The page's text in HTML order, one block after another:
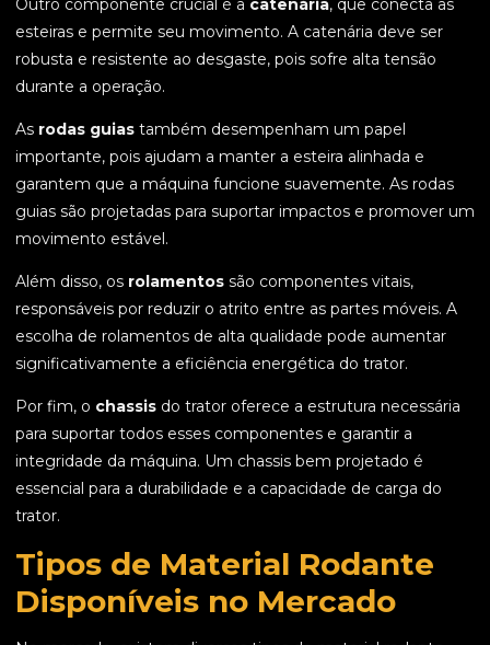
Outro componente crucial é a catenária, que conecta as
esteiras e permite seu movimento. A catenária deve ser
robusta e resistente ao desgaste, pois sofre alta tensão
durante a operação.
As rodas guias também desempenham um papel
importante, pois ajudam a manter a esteira alinhada e
garantem que a máquina funcione suavemente. As rodas
guias são projetadas para suportar impactos e promover um
movimento estável.
Além disso, os rolamentos são componentes vitais,
responsáveis por reduzir o atrito entre as partes móveis. A
escolha de rolamentos de alta qualidade pode aumentar
significativamente a eficiência energética do trator.
Por fim, o chassis do trator oferece a estrutura necessária
para suportar todos esses componentes e garantir a
integridade da máquina. Um chassis bem projetado é
essencial para a durabilidade e a capacidade de carga do
trator.
Tipos de Material Rodante
Disponíveis no Mercado